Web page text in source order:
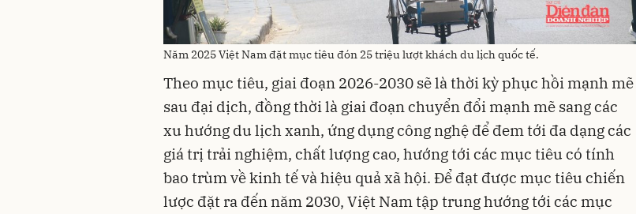
Năm 2025 Việt Nam đặt mục tiêu đón 25 triệu lượt khách du lịch quốc tế.
Theo mục tiêu, giai đoạn 2026-2030 sẽ là thời kỳ phục hồi mạnh mẽ
sau đại dịch, đồng thời là giai đoạn chuyển đổi mạnh mẽ sang các
xu hướng du lịch xanh, ứng dụng công nghệ để đem tới đa dạng các
giá trị trải nghiệm, chất lượng cao, hướng tới các mục tiêu có tính
bao trùm về kinh tế và hiệu quả xã hội. Để đạt được mục tiêu chiến
lược đặt ra đến năm 2030, Việt Nam tập trung hướng tới các mục